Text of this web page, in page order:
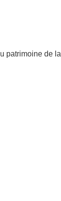
patrimoine de la